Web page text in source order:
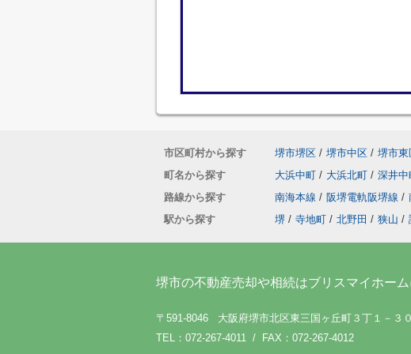
市区町村から探す 堺市堺区 / 堺市中区 / 堺市東
町名から探す
大浜中町 / 大浜北町 / 深井中
路線から探す
南海本線 / 阪堺電軌阪堺線 /
駅から探す
堺 / 寺地町 / 北野田 / 狭山 /
堺市の不動産売却や相続はブリスマイホー
〒591-8046 大阪府堺市北区東三国ヶ丘町３丁１－３０
TEL：072-267-4011 / FAX：072-267-4012